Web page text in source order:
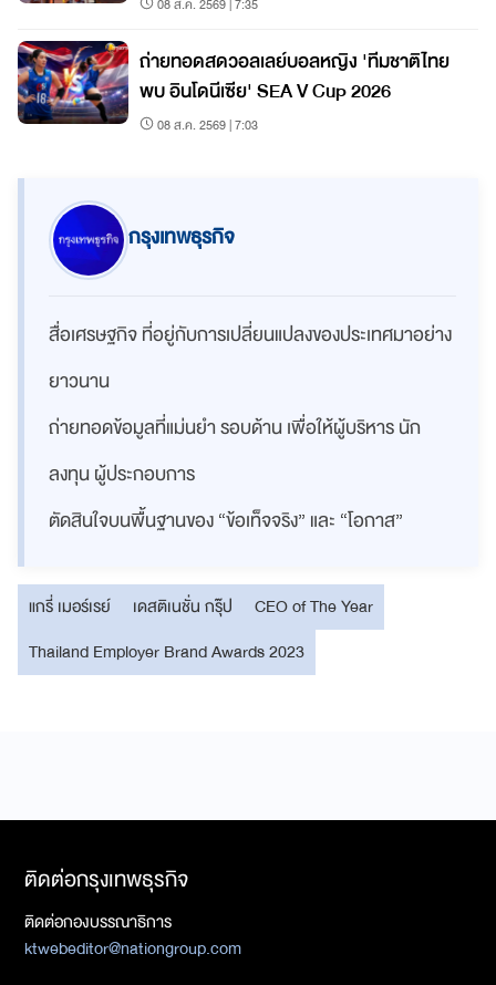
ถ่ายทอดสดวอลเลย์บอลหญิง 'ทีมชาติไทย
พบ อินโดนีเซีย' SEA V Cup 2026
08 ส.ค. 2569 | 7:03
กรุงเทพธุรกิจ
สื่อเศรษฐกิจ ที่อยู่กับการเปลี่ยนแปลงของประเทศมาอย่าง
ยาวนาน
ถ่ายทอดข้อมูลที่แม่นยำ รอบด้าน เพื่อให้ผู้บริหาร นัก
ลงทุน ผู้ประกอบการ
ตัดสินใจบนพื้นฐานของ “ข้อเท็จจริง” และ “โอกาส”
แกรี่ เมอร์เรย์ เดสติเนชั่น กรุ๊ป
CEO of The Year
Thailand Employer Brand Awards 2023
ติดต่อกรุงเทพธุรกิจ
ติดต่อกองบรรณาธิการ
ktwebeditor@nationgroup.com